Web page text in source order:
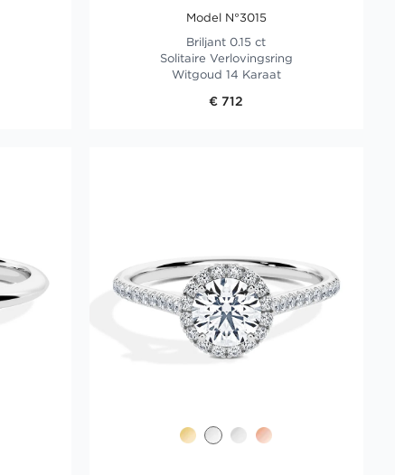
Model N°3015
Briljant 0.15 ct
Solitaire Verlovingsring
Witgoud 14 Karaat
€ 712